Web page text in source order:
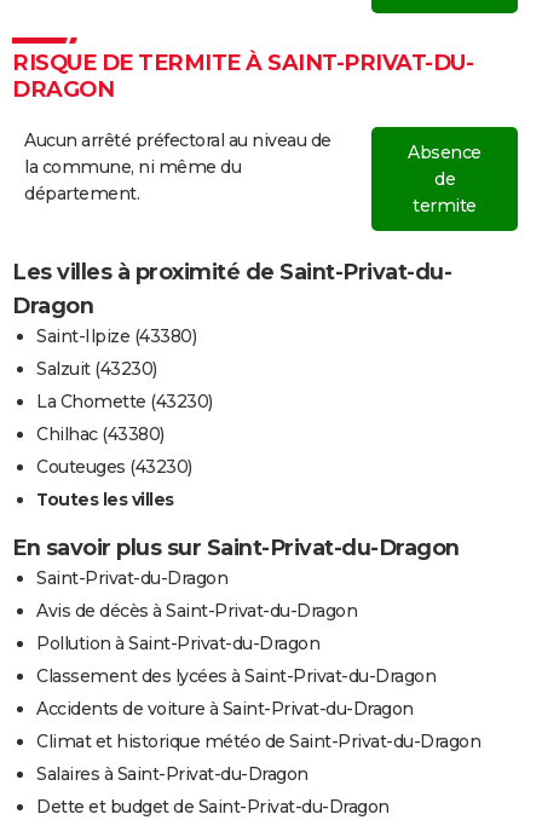
RISQUE DE TERMITE À SAINT-PRIVAT-DU-
DRAGON
Aucun arrêté préfectoral au niveau de
la commune, ni même du
département.
Absence
de
termite
Les villes à proximité de Saint-Privat-du-
Dragon
Saint-Ilpize (43380)
Salzuit (43230)
La Chomette (43230)
Chilhac (43380)
Couteuges (43230)
Toutes les villes
En savoir plus sur Saint-Privat-du-Dragon
Saint-Privat-du-Dragon
Avis de décès à Saint-Privat-du-Dragon
Pollution à Saint-Privat-du-Dragon
Classement des lycées à Saint-Privat-du-Dragon
Accidents de voiture à Saint-Privat-du-Dragon
Climat et historique météo de Saint-Privat-du-Dragon
Salaires à Saint-Privat-du-Dragon
Dette et budget de Saint-Privat-du-Dragon